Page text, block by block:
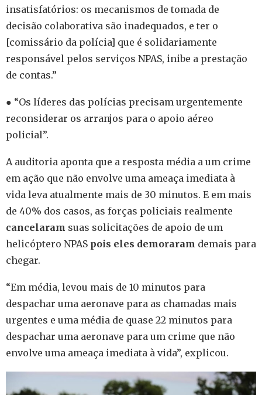
insatisfatórios: os mecanismos de tomada de
decisão colaborativa são inadequados, e ter o
[comissário da polícia] que é solidariamente
responsável pelos serviços NPAS, inibe a prestação
de contas.”
● “Os líderes das polícias precisam urgentemente
reconsiderar os arranjos para o apoio aéreo
policial”.
A auditoria aponta que a resposta média a um crime
em ação que não envolve uma ameaça imediata à
vida leva atualmente mais de 30 minutos. E em mais
de 40% dos casos, as forças policiais realmente
cancelaram suas solicitações de apoio de um
helicóptero NPAS pois eles demoraram demais para
chegar.
“Em média, levou mais de 10 minutos para
despachar uma aeronave para as chamadas mais
urgentes e uma média de quase 22 minutos para
despachar uma aeronave para um crime que não
envolve uma ameaça imediata à vida”, explicou.